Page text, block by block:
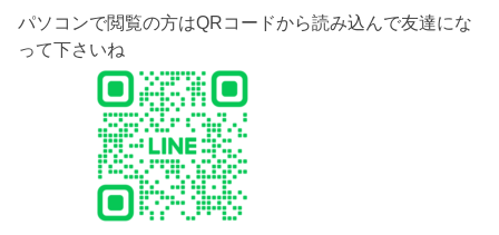
パソコンで閲覧の方はQRコードから読み込んで友達にな
って下さいね